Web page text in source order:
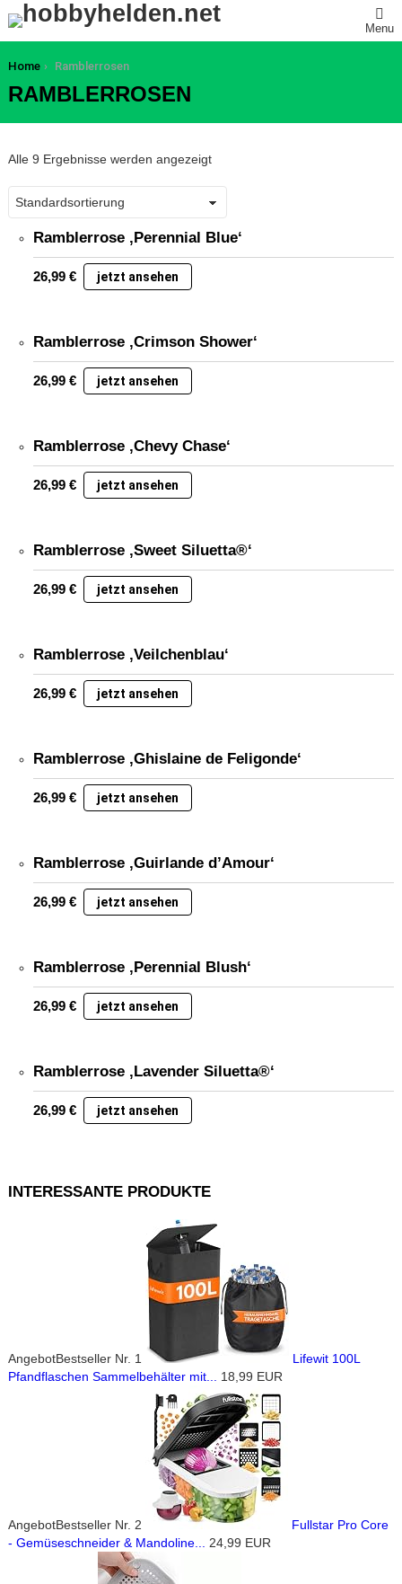
Menu
You are here:
Home Ramblerrosen
RAMBLERROSEN
Alle 9 Ergebnisse werden angezeigt
Ramblerrose ‚Perennial Blue‘
26,99 € jetzt ansehen
Ramblerrose ‚Crimson Shower‘
26,99 € jetzt ansehen
Ramblerrose ‚Chevy Chase‘
26,99 € jetzt ansehen
Ramblerrose ‚Sweet Siluetta®‘
26,99 € jetzt ansehen
Ramblerrose ‚Veilchenblau‘
26,99 € jetzt ansehen
Ramblerrose ‚Ghislaine de Feligonde‘
26,99 € jetzt ansehen
Ramblerrose ‚Guirlande d’Amour‘
26,99 € jetzt ansehen
Ramblerrose ‚Perennial Blush‘
26,99 € jetzt ansehen
Ramblerrose ‚Lavender Siluetta®‘
26,99 € jetzt ansehen
INTERESSANTE PRODUKTE
AngebotBestseller Nr. 1
Lifewit 100L
Pfandflaschen Sammelbehälter mit...
18,99 EUR
AngebotBestseller Nr. 2
Fullstar Pro Core
- Gemüseschneider & Mandoline...
24,99 EUR